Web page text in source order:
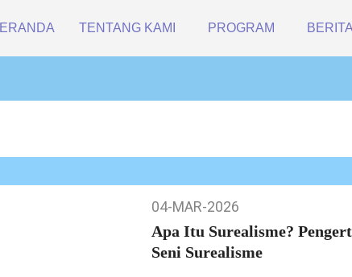
TENTANG KAMI PROGRAM BERITA
Mar-
2026
04-MAR-2026
Apa Itu Surealisme?
Seni Surealisme